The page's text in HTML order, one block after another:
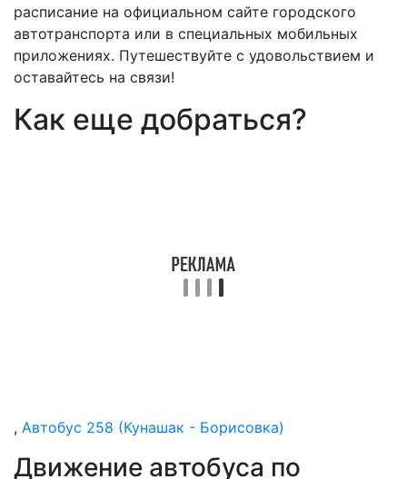
расписание на официальном сайте городского
автотранспорта или в специальных мобильных
приложениях. Путешествуйте с удовольствием и
оставайтесь на связи!
Как еще добраться?
, Автобус 258 (Кунашак - Борисовка)
Движение автобуса по